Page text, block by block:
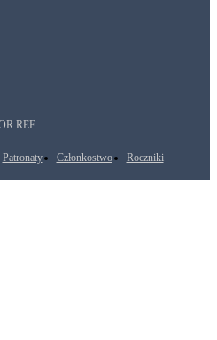
REE
Patronaty Członkostwo Roczniki